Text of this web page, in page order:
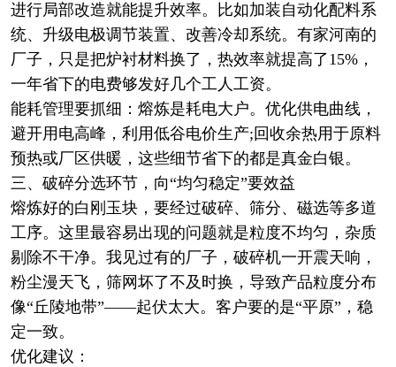
进行局部改造就能提升效率。比如加装自动化配料系
统、升级电极调节装置、改善冷却系统。有家河南的
厂子，只是把炉衬材料换了，热效率就提高了15%，
一年省下的电费够发好几个工人工资。
能耗管理要抓细：熔炼是耗电大户。优化供电曲线，
避开用电高峰，利用低谷电价生产;回收余热用于原料
预热或厂区供暖，这些细节省下的都是真金白银。
三、破碎分选环节，向“均匀稳定”要效益
熔炼好的白刚玉块，要经过破碎、筛分、磁选等多道
工序。这里最容易出现的问题就是粒度不均匀，杂质
剔除不干净。我见过有的厂子，破碎机一开震天响，
粉尘漫天飞，筛网坏了不及时换，导致产品粒度分布
像“丘陵地带”——起伏太大。客户要的是“平原”，稳
定一致。
优化建议：